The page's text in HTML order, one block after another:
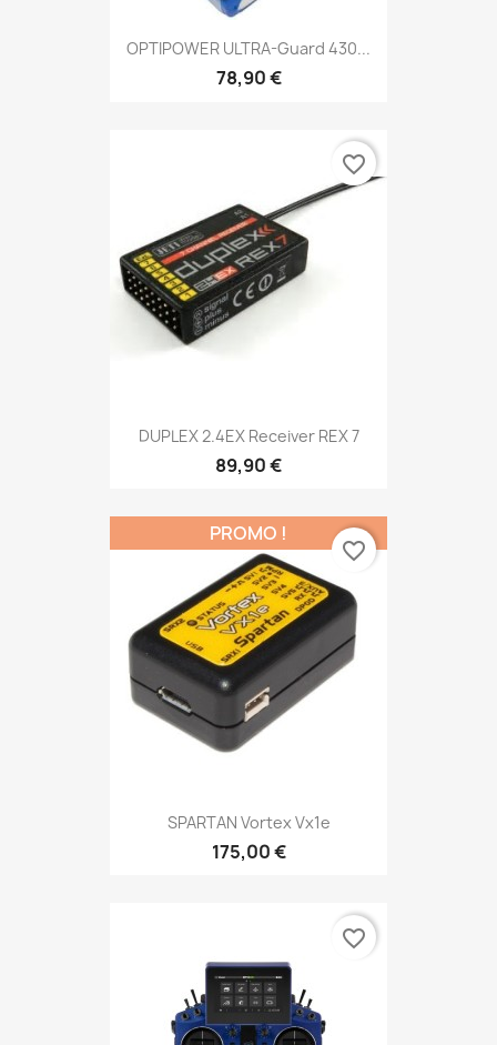
OPTIPOWER ULTRA-Guard 430...
78,90 €
DUPLEX 2.4EX Receiver REX 7
89,90 €
favorite_border
SPARTAN Vortex Vx1e
175,00 €
PROMO !
favorite_border
favorite_border